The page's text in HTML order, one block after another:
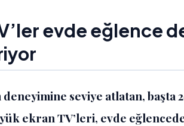
evde eğlence
deneyimine seviye atlatan, başta
ekran TV’leri, evde